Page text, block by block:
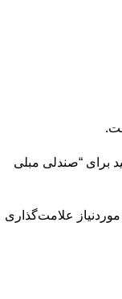
برای “صندلی مبلی
علامت‌گذاری